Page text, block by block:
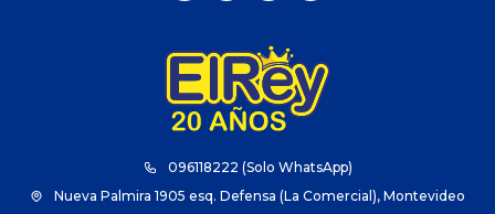
096118222 (Solo WhatsApp)
Nueva Palmira 1905 esq. Defensa (La Comercial), Montevideo